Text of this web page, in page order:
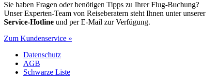
Sie haben Fragen oder benötigen Tipps zu Ihrer Flug-Buchung?
Unser Experten-Team von Reiseberatern steht Ihnen unter unserer
Service-Hotline und per E-Mail zur Verfügung.
Zum Kundenservice »
Datenschutz
AGB
Schwarze Liste